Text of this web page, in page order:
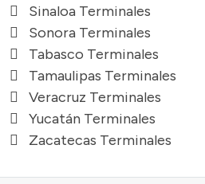
Sinaloa Terminales
Sonora Terminales
Tabasco Terminales
Tamaulipas Terminales
Veracruz Terminales
Yucatán Terminales
Zacatecas Terminales